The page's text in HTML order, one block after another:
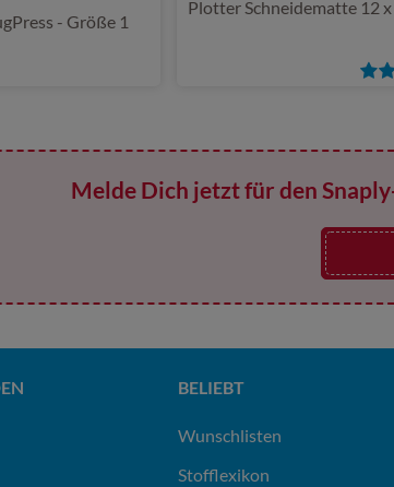
- Größe 1
Plotter Schneidematte 12
Melde Dich jetzt für den
BELIEBT
Wunschlisten
Stofflexikon